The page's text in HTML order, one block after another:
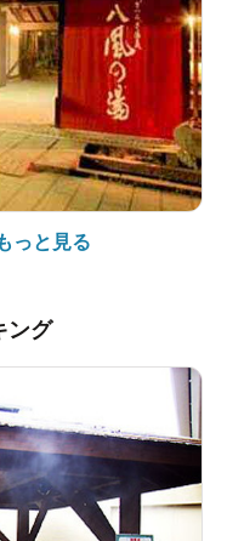
っと見る
ング